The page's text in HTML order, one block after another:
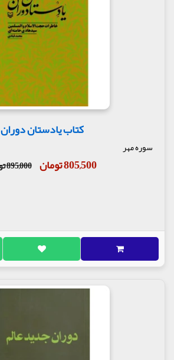
کتاب یادستان دوران
سوره مهر
805,500 تومان 895,000 تومان